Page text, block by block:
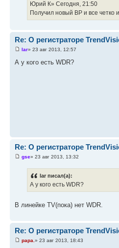
Юрий К» Сегодня, 21:50
Получил новый ВР и все четко
Re: О регистраторе
lar» 23 авг 2013, 12:57
А у кого есть WDR?
Re: О регистраторе
gse» 23 авг 2013, 13:32
lar писал(а):
А у кого есть WDR?
В линейке TV(пока) нет WDR.
Re: О регистраторе
papa. » 23 авг 2013, 18:43